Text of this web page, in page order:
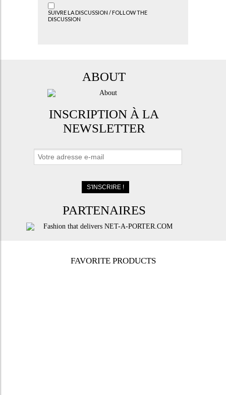
SUIVRE LA DISCUSSION / FOLLOW THE
DISCUSSION
ABOUT
INSCRIPTION À LA
NEWSLETTER
PARTENAIRES
FAVORITE PRODUCTS